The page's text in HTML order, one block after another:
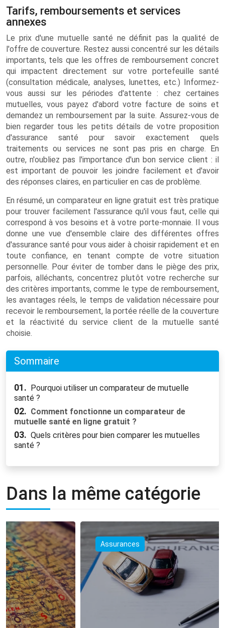
Tarifs, remboursements et services
annexes
Le prix d'une mutuelle santé ne définit pas la qualité de
l'offre de couverture. Restez aussi concentré sur les détails
importants, tels que les offres de remboursement concret
qui impactent directement sur votre portefeuille santé
(consultation médicale, analyses, lunettes, etc.) Informez-
vous aussi sur les périodes d'attente : chez certaines
mutuelles, vous payez d'abord votre facture de soins et
demandez un remboursement par la suite. Assurez-vous de
bien regarder tous les petits détails de votre proposition
d'assurance santé pour savoir exactement quels
traitements ou services ne sont pas pris en charge. En
outre, n'oubliez pas l'importance d'un bon service client : il
est important de pouvoir les joindre facilement et d'avoir
des réponses claires, en particulier en cas de problème.
En résumé, un comparateur en ligne gratuit est très pratique
pour trouver facilement l'assurance qu'il vous faut, celle qui
correspond à vos besoins et à votre porte-monnaie. Il vous
donne une vue d'ensemble claire des différentes offres
d'assurance santé pour vous aider à choisir rapidement et en
toute confiance, en tenant compte de votre situation
personnelle. Pour éviter de tomber dans le piège des prix,
parfois, alléchants, concentrez plutôt votre recherche sur
des critères importants, comme le type de remboursement,
les avantages réels, le temps de validation nécessaire pour
recevoir le remboursement, la portée réelle de la couverture
et la réactivité du service client de la mutuelle santé
choisie.
Sommaire
01. Pourquoi utiliser un comparateur de mutuelle
santé ?
02. Comment fonctionne un comparateur de
mutuelle santé en ligne gratuit ?
03. Quels critères pour bien comparer les mutuelles
santé ?
Dans la même catégorie
Assurances